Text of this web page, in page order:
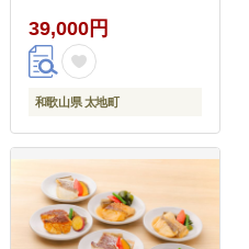
39,000円
和歌山県 太地町